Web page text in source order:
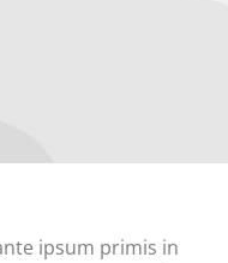
ipsum primis in